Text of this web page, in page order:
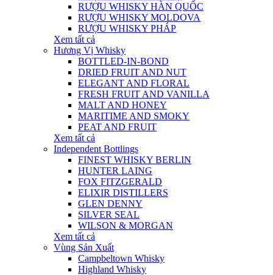
RƯỢU WHISKY HÀN QUỐC
RƯỢU WHISKY MOLDOVA
RƯỢU WHISKY PHÁP
Xem tất cả
Hương Vị Whisky
BOTTLED-IN-BOND
DRIED FRUIT AND NUT
ELEGANT AND FLORAL
FRESH FRUIT AND VANILLA
MALT AND HONEY
MARITIME AND SMOKY
PEAT AND FRUIT
Xem tất cả
Independent Bottlings
FINEST WHISKY BERLIN
HUNTER LAING
FOX FITZGERALD
ELIXIR DISTILLERS
GLEN DENNY
SILVER SEAL
WILSON & MORGAN
Xem tất cả
Vùng Sản Xuất
Campbeltown Whisky
Highland Whisky